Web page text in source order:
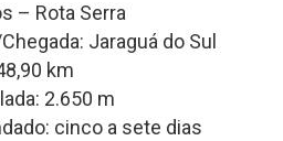
– Rota Serra
Jaraguá do Sul
km
2.650 m
cinco a sete dias